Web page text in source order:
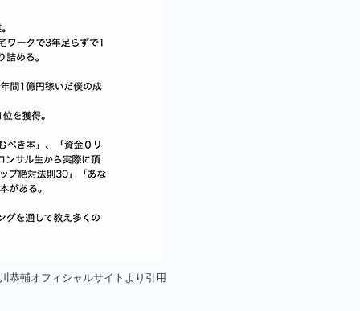
恭輔オフィシャルサイトより引用